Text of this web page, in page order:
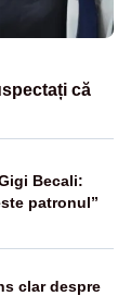
că
Becali:
patronul”
clar despre